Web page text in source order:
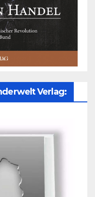
Verlag: